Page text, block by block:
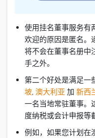
使用挂名董事服务有
欢迎的原因是匿名。
将不会在董事名册中
手之外。
第二个好处是满足一
坡, 澳大利亚 加 新西
一名当地常驻董事。
度纳税或会计申报等
例如，如果您计划在